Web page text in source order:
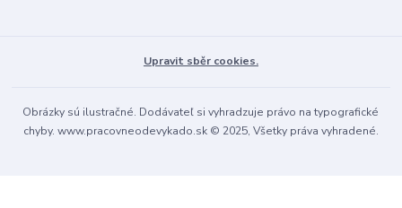
Upravit sběr cookies.
Obrázky sú ilustračné. Dodávateľ si vyhradzuje právo na typografické
chyby. www.pracovneodevykado.sk © 2025, Všetky práva vyhradené.